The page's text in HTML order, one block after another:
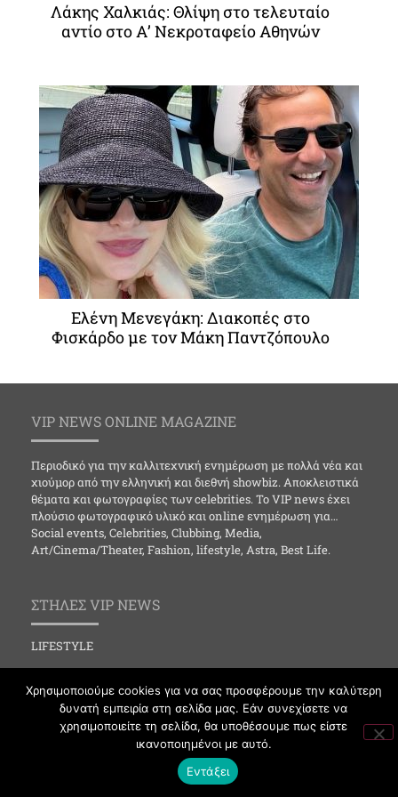
Λάκης Χαλκιάς: Θλίψη στο τελευταίο
αντίο στο Α’ Νεκροταφείο Αθηνών
Ελένη Μενεγάκη: Διακοπές στο
Φισκάρδο με τον Μάκη Παντζόπουλο
VIP NEWS ONLINE MAGAZINE
Περιοδικό για την καλλιτεχνική ενημέρωση με πολλά νέα και
χιούμορ από την ελληνική και διεθνή showbiz. Αποκλειστικά
θέματα και φωτογραφίες των celebrities. Το VIP news έχει
πλούσιο φωτογραφικό υλικό και online ενημέρωση για…
Social events, Celebrities, Clubbing, Media,
Art/Cinema/Theater, Fashion, lifestyle, Astra, Best Life.
ΣΤΗΛΕΣ VIP NEWS
LIFESTYLE
MEDIA
SOCIAL EVENTS
Χρησιμοποιούμε cookies για να σας προσφέρουμε την καλύτερη
δυνατή εμπειρία στη σελίδα μας. Εάν συνεχίσετε να
χρησιμοποιείτε τη σελίδα, θα υποθέσουμε πως είστε
ικανοποιημένοι με αυτό.
Εντάξει